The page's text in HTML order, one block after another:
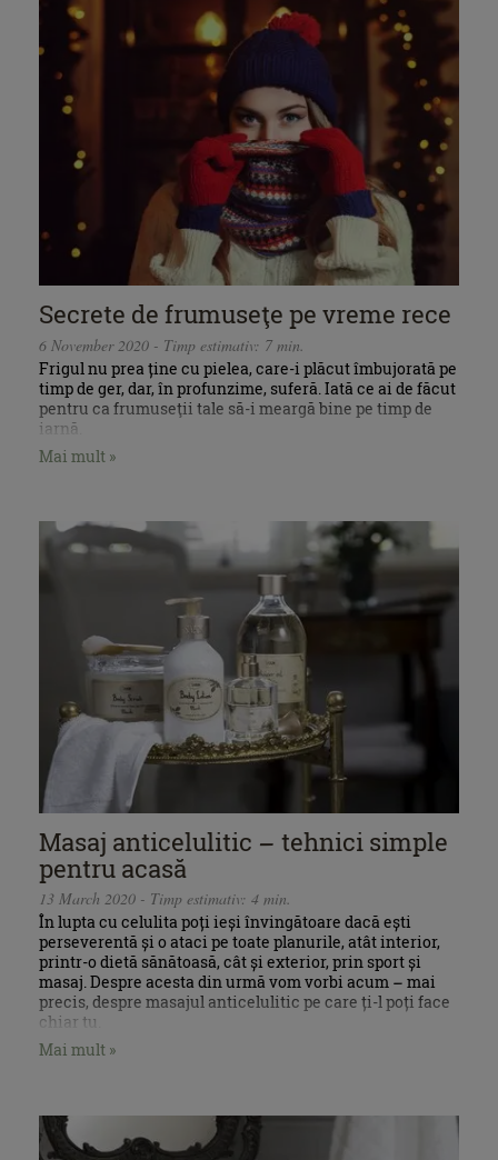
Secrete de frumuseţe pe vreme rece
6 November 2020 - Timp estimativ: 7 min.
Frigul nu prea ține cu pielea, care-i plăcut îmbujorată pe
timp de ger, dar, în profunzime, suferă. Iată ce ai de făcut
pentru ca frumuseţii tale să-i meargă bine pe timp de
iarnă.
Mai mult »
Masaj anticelulitic – tehnici simple
pentru acasă
13 March 2020 - Timp estimativ: 4 min.
În lupta cu celulita poți ieși învingătoare dacă ești
perseverentă și o ataci pe toate planurile, atât interior,
printr-o dietă sănătoasă, cât și exterior, prin sport și
masaj. Despre acesta din urmă vom vorbi acum – mai
precis, despre masajul anticelulitic pe care ți-l poți face
chiar tu.
Mai mult »